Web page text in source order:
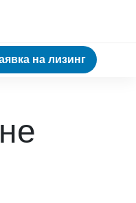
на лизинг